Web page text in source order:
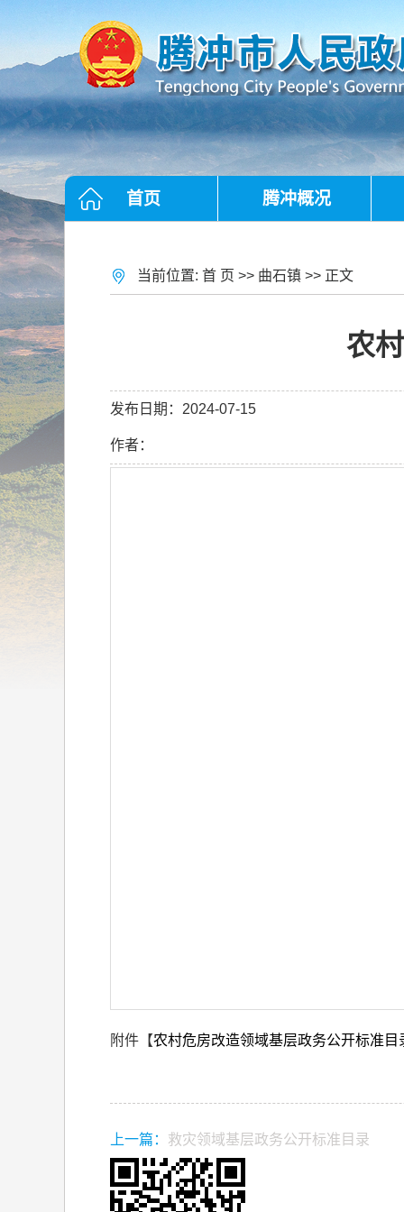
首页 腾冲概况
当前位置: 首 页 >> 曲石镇 >> 正文
农
发布日期：2024-07-15
作者：
附件【农村危房改造领域基层政务公开标准目
上一篇： 救灾领域基层政务公开标准目录